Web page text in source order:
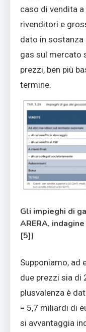
caso di vendita
rivenditori e
dato in
gas sul mercato
prezzi, ben più
termine.
Gli impieghi di
ARERA,
[5])
Supponiamo, ad
due prezzi sia di
plusvalenza è
= 5,7 miliardi di
si avvantaggia